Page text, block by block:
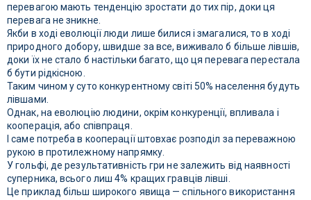
перевагою мають тенденцію зростати до тих пір, доки ця
перевага не зникне.
Якби в ході еволюції люди лише билися і змагалися, то в ході
природного добору, швидше за все, виживало б більше лівшів,
доки їх не стало б настільки багато, що ця перевага перестала
б бути рідкісною.
Таким чином у суто конкурентному світі 50% населення будуть
лівшами.
Однак, на еволюцію людини, окрім конкуренції, впливала і
кооперація, або співпраця.
І саме потреба в кооперації штовхає розподіл за переважною
рукою в протилежному напрямку.
У гольфі, де результативність гри не залежить від наявності
суперника, всього лиш 4% кращих гравців лівші.
Це приклад більш широкого явища — спільного використання